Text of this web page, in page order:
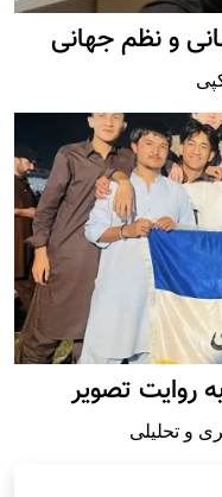
و نظم جهانی
روایت تصویر
و تحلیلی